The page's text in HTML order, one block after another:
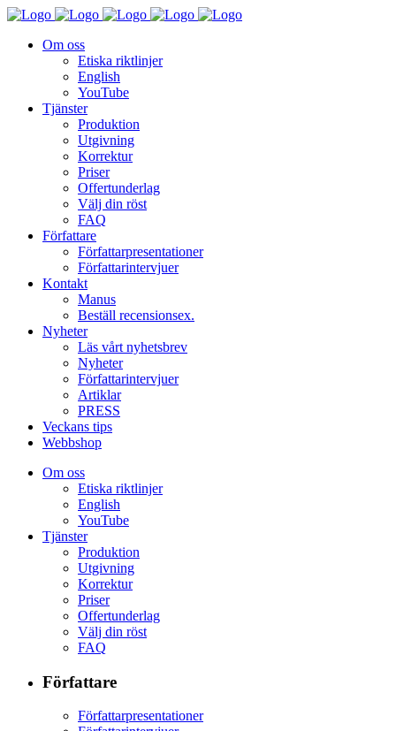
Om oss
Etiska riktlinjer
English
YouTube
Tjänster
Produktion
Utgivning
Korrektur
Priser
Offertunderlag
Välj din röst
FAQ
Författare
Författarpresentationer
Författarintervjuer
Kontakt
Manus
Beställ recensionsex.
Nyheter
Läs vårt nyhetsbrev
Nyheter
Författarintervjuer
Artiklar
PRESS
Veckans tips
Webbshop
Om oss
Etiska riktlinjer
English
YouTube
Tjänster
Produktion
Utgivning
Korrektur
Priser
Offertunderlag
Välj din röst
FAQ
Författare
Författarpresentationer